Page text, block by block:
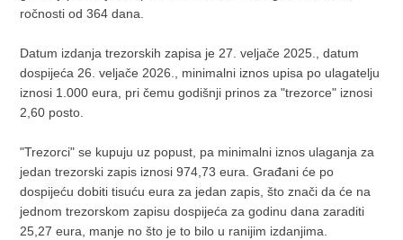
ročnosti od 364 dana.
Datum izdanja trezorskih zapisa je 27. veljače 2025., datum
dospijeća 26. veljače 2026., minimalni iznos upisa po ulagatelju
iznosi 1.000 eura, pri čemu godišnji prinos za "trezorce" iznosi
2,60 posto.
"Trezorci" se kupuju uz popust, pa minimalni iznos ulaganja za
jedan trezorski zapis iznosi 974,73 eura. Građani će po
dospijeću dobiti tisuću eura za jedan zapis, što znači da će na
jednom trezorskom zapisu dospijeća za godinu dana zaraditi
25,27 eura, manje no što je to bilo u ranijim izdanjima.